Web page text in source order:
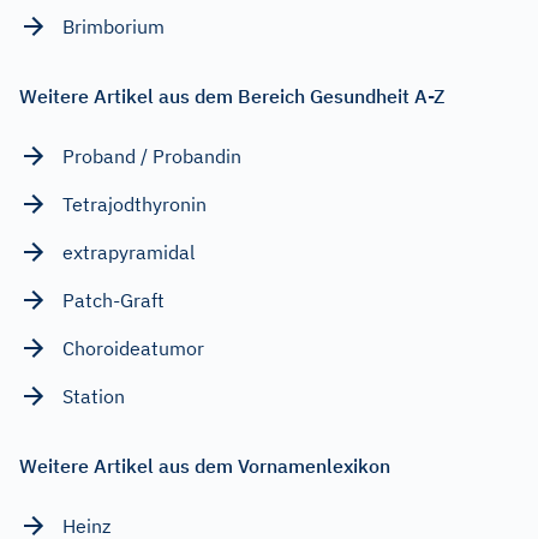
Brimborium
Weitere Artikel aus dem Bereich Gesundheit A-Z
Proband / Probandin
Tetrajodthyronin
extrapyramidal
Patch-Graft
Choroideatumor
Station
Weitere Artikel aus dem Vornamenlexikon
Heinz